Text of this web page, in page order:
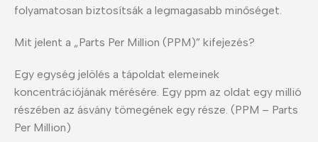
folyamatosan biztosítsák a legmagasabb minőséget.
Mit jelent a „Parts Per Million (PPM)” kifejezés?
Egy egység jelölés a tápoldat elemeinek
koncentrációjának mérésére. Egy ppm az oldat egy millió
részében az ásvány tömegének egy része. (PPM – Parts
Per Million)